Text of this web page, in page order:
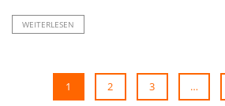
WEITERLESEN
1 2 3 …